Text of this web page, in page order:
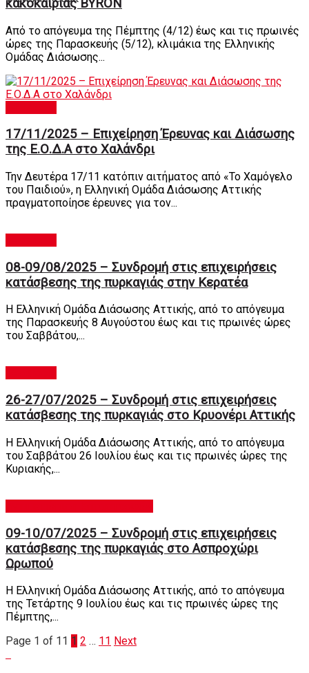
κακοκαιρίας BYRON
Από το απόγευμα της Πέμπτης (4/12) έως και τις πρωινές
ώρες της Παρασκευής (5/12), κλιμάκια της Ελληνικής
Ομάδας Διάσωσης...
17/11/2025 – Επιχείρηση Έρευνας και Διάσωσης
της Ε.Ο.Δ.Α στο Χαλάνδρι
Την Δευτέρα 17/11 κατόπιν αιτήματος από «Το Χαμόγελο
του Παιδιού», η Ελληνική Ομάδα Διάσωσης Αττικής
πραγματοποίησε έρευνες για τον...
08-09/08/2025 – Συνδρομή στις επιχειρήσεις
κατάσβεσης της πυρκαγιάς στην Κερατέα
Η Ελληνική Ομάδα Διάσωσης Αττικής, από το απόγευμα
της Παρασκευής 8 Αυγούστου έως και τις πρωινές ώρες
του Σαββάτου,...
26-27/07/2025 – Συνδρομή στις επιχειρήσεις
κατάσβεσης της πυρκαγιάς στο Κρυονέρι Αττικής
Η Ελληνική Ομάδα Διάσωσης Αττικής, από το απόγευμα
του Σαββάτου 26 Ιουλίου έως και τις πρωινές ώρες της
Κυριακής,...
09-10/07/2025 – Συνδρομή στις επιχειρήσεις
κατάσβεσης της πυρκαγιάς στο Ασπροχώρι
Ωρωπού
Η Ελληνική Ομάδα Διάσωσης Αττικής, από το απόγευμα
της Τετάρτης 9 Ιουλίου έως και τις πρωινές ώρες της
Πέμπτης,...
Page 1 of 11 1 2 … 11 Next